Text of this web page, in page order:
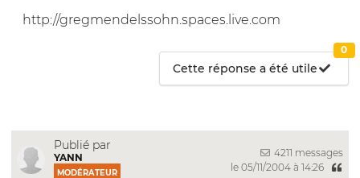
http://gregmendelssohn.spaces.live.com
Cette réponse a été utile
0
Publié par
YANN
MODÉRATEUR
4211 messages
le 05/11/2004 à 14:26